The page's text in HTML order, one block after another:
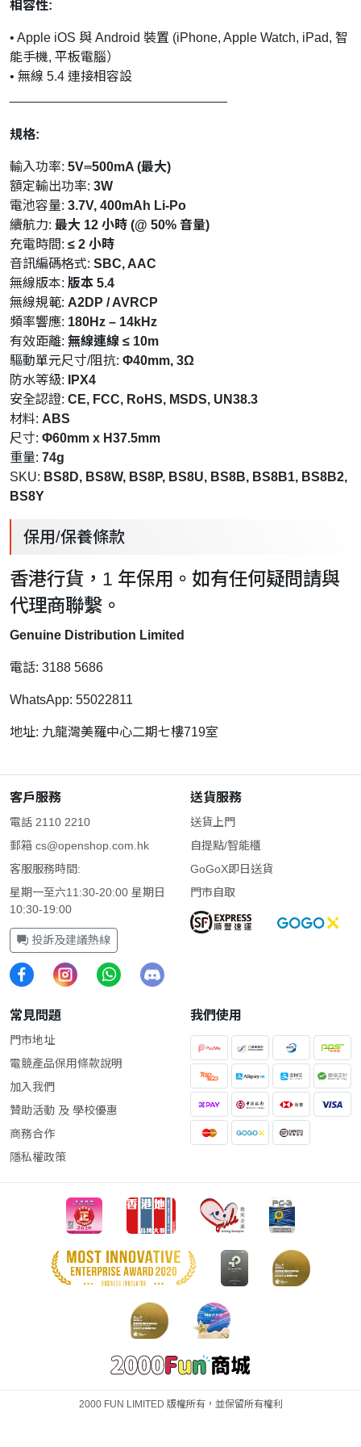
相容性:
• Apple iOS 與 Android 裝置 (iPhone, Apple Watch, iPad, 智
能手機, 平板電腦）
• 無線 5.4 連接相容設
規格:
輸入功率: 5V⎓500mA (最大)
額定輸出功率: 3W
電池容量: 3.7V, 400mAh Li-Po
續航力: 最大 12 小時 (@ 50% 音量)
充電時間: ≤ 2 小時
音訊編碼格式: SBC, AAC
無線版本: 版本 5.4
無線規範: A2DP / AVRCP
頻率響應: 180Hz – 14kHz
有效距離: 無線連線 ≤ 10m
驅動單元尺寸/阻抗: Φ40mm, 3Ω
防水等級:
IPX4
安全認證: CE, FCC, RoHS, MSDS, UN38.3
材料: ABS
尺寸: Φ60mm x H37.5mm
重量: 74g
SKU: BS8D, BS8W, BS8P, BS8U, BS8B, BS8B1, BS8B2,
BS8Y
保用/保養條款
香港行貨，1 年保用。如有任何疑問請與
代理商聯繫。
Genuine Distribution Limited
電話: 3188 5686
WhatsApp: 55022811
地址: 九龍灣美羅中心二期七樓719室
客戶服務
電話 2110 2210
郵箱 cs@openshop.com.hk
客服服務時間:
星期一至六11:30-20:00 星期日
10:30-19:00
投訴及建議熱線
送貨服務
送貨上門
自提點/智能櫃
GoGoX即日送貨
門市自取
常見問題
門市地址
電競產品保用條款說明
加入我們
贊助活動 及 學校優惠
商務合作
隱私權政策
我們使用
2000 FUN LIMITED 版權所有，並保留所有權利